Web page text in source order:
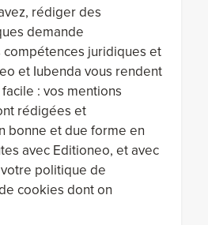
rédiger des
demande
juridiques et
et Iubenda vous rendent
: vos mentions
rédigées et
bonne et due forme en
avec Editioneo, et avec
votre politique de
cookies dont on